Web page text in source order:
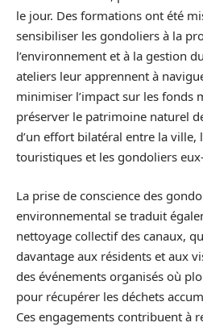
le jour. Des formations ont été
sensibiliser les gondoliers à la
l’environnement et à la gestion
ateliers leur apprennent à
minimiser l’impact sur les fonds
préserver le patrimoine naturel
d’un effort bilatéral entre la ville,
touristiques et les gondoliers
La prise de conscience des
environnemental se traduit
nettoyage collectif des canaux,
davantage aux résidents et aux
des événements organisés où
pour récupérer les déchets
Ces engagements contribuent à